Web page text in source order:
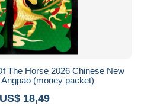
The Horse 2026 Chinese New
(money packet)
18,49